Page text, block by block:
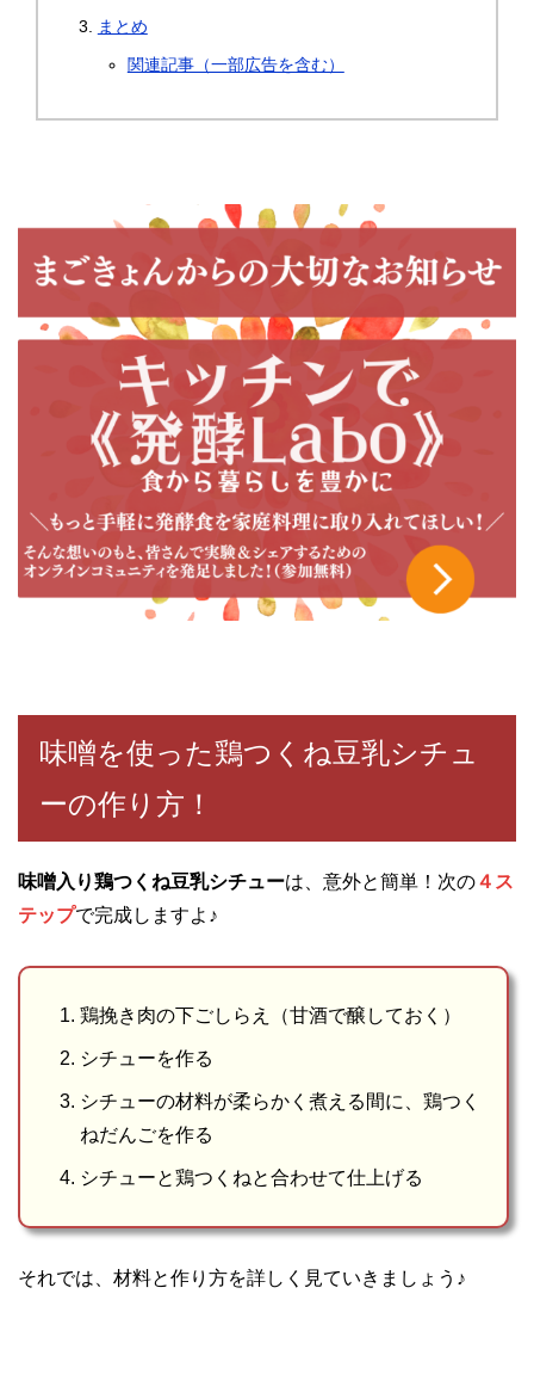
まとめ
関連記事（一部広告を含む）
味噌を使った鶏つくね豆乳シチュ
ーの作り方！
味噌入り鶏つくね豆乳シチューは、意外と簡単！次の４ス
テップで完成しますよ♪
鶏挽き肉の下ごしらえ（甘酒で醸しておく）
シチューを作る
シチューの材料が柔らかく煮える間に、鶏つく
ねだんごを作る
シチューと鶏つくねと合わせて仕上げる
それでは、材料と作り方を詳しく見ていきましょう♪